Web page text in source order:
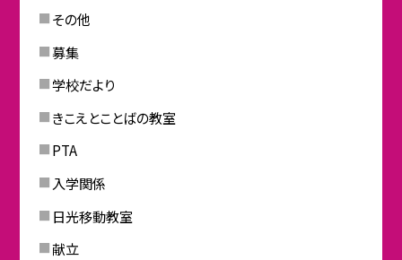
その他
募集
学校だより
きこえとことばの教室
PTA
入学関係
日光移動教室
献立